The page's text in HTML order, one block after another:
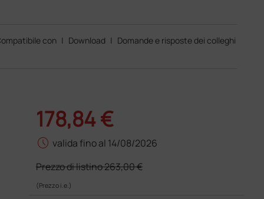
con | Download | Domande e risposte dei colleghi
178,84 €
schedule valida fino al 14/08/2026
Prezzo di listino263,00 €
(Prezzo i.e.)